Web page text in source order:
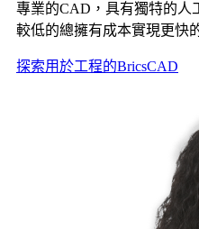
專業的CAD，具有獨特的人
較低的總擁有成本實現更快
探索用於工程的BricsCAD